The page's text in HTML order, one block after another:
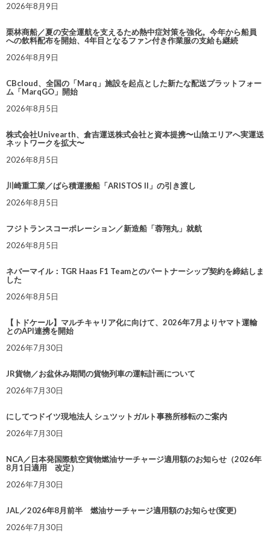
2026年8月9日
栗林商船／夏の安全運航を支えるため熱中症対策を強化。今年から船員
への飲料配布を開始、4年目となるファン付き作業服の支給も継続
2026年8月9日
CBcloud、全国の「Marq」施設を起点とした新たな配送プラットフォー
ム「MarqGO」開始
2026年8月5日
株式会社Univearth、倉吉運送株式会社と資本提携〜山陰エリアへ実運送
ネットワークを拡大〜
2026年8月5日
川崎重工業／ばら積運搬船「ARISTOS II」の引き渡し
2026年8月5日
フジトランスコーポレーション／新造船「蓉翔丸」就航
2026年8月5日
ネバーマイル：TGR Haas F1 Teamとのパートナーシップ契約を締結しま
した
2026年8月5日
【トドケール】マルチキャリア化に向けて、2026年7月よりヤマト運輸
とのAPI連携を開始
2026年7月30日
JR貨物／お盆休み期間の貨物列車の運転計画について
2026年7月30日
にしてつドイツ現地法人 シュツットガルト事務所移転のご案内
2026年7月30日
NCA／日本発国際航空貨物燃油サーチャージ適用額のお知らせ（2026年
8月1日適用 改定）
2026年7月30日
JAL／2026年8月前半 燃油サーチャージ適用額のお知らせ(変更)
2026年7月30日